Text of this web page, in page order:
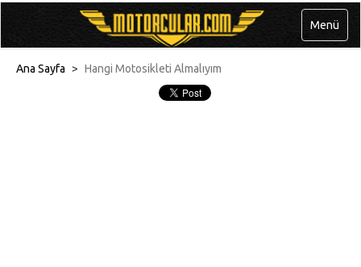
Menü
Ana Sayfa > Hangi Motosikleti Almalıyım